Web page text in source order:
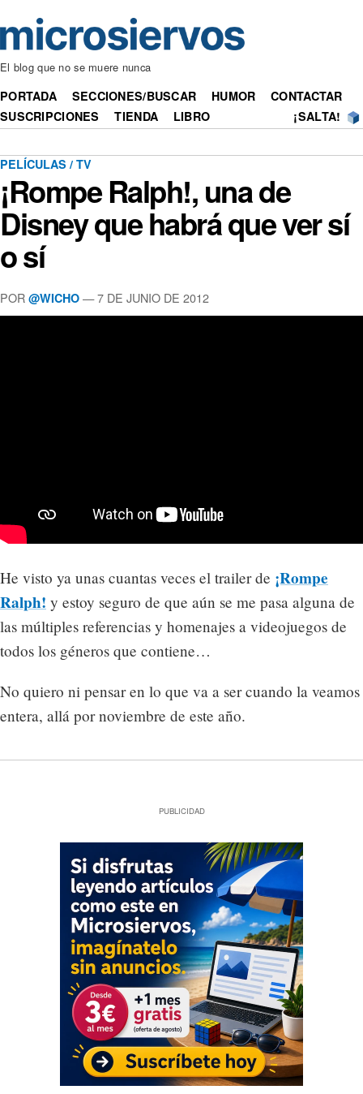
El blog que no se muere nunca
PORTADA SECCIONES/BUSCAR HUMOR
CONTACTAR
SUSCRIPCIONES
TIENDA LIBRO ¡SALTA!
PELÍCULAS / TV
¡Rompe Ralph!, una de
Disney que habrá que ver sí
o sí
POR @WICHO — 7 DE JUNIO DE 2012
He visto ya unas cuantas veces el trailer de ¡Rompe
Ralph! y estoy seguro de que aún se me pasa alguna de
las múltiples referencias y homenajes a videojuegos de
todos los géneros que contiene…
No quiero ni pensar en lo que va a ser cuando la veamos
entera, allá por noviembre de este año.
PUBLICIDAD